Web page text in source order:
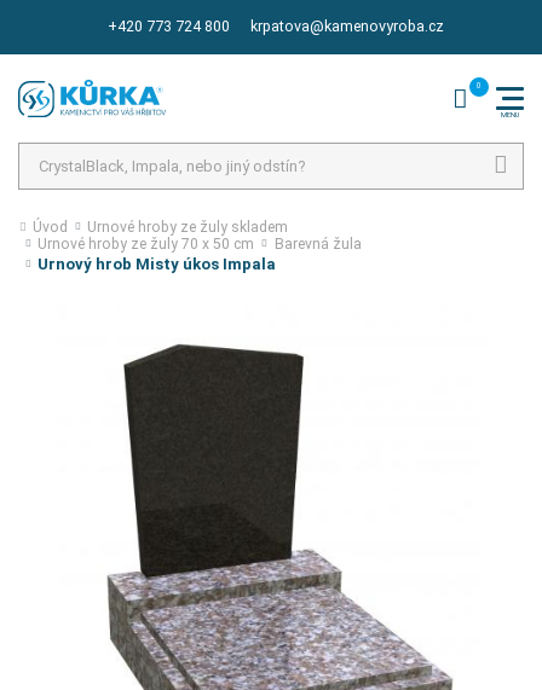
+420 773 724 800 krpatova@kamenovyroba.cz
Úvod
Urnové hroby ze žuly skladem
Urnové hroby ze žuly 70 x 50 cm
Barevná žula
Urnový hrob Misty úkos Impala